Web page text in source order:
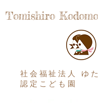
Tomishiro
社会福祉法人 ゆ
認定こども園